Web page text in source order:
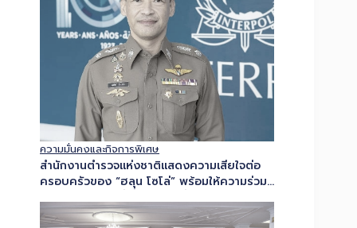
ความมั่นคงและกิจการพิเศษ
สำนักงานตำรวจแห่งชาติแสดงความเสียใจต่อ
ครอบครัวของ “ฮลุน โซโล่” พร้อมให้ความร่วม
การตรวจพิสูจน์เป็นไปอย่างรอบคอบ โปร่งใส…